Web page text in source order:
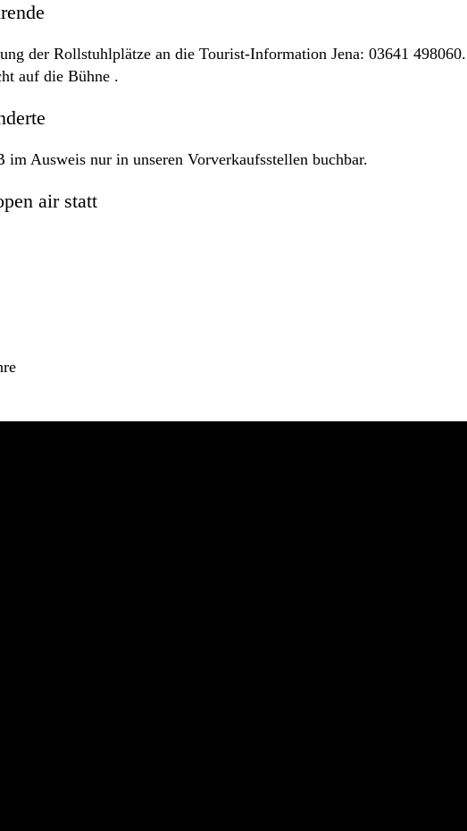
der Rollstuhlplätze an die Tourist-Information Jena: 03641
auf die Bühne .
im Ausweis nur in unseren Vorverkaufsstellen buchbar.
air statt